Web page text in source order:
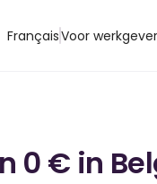
FrançaisVoor
0 € in